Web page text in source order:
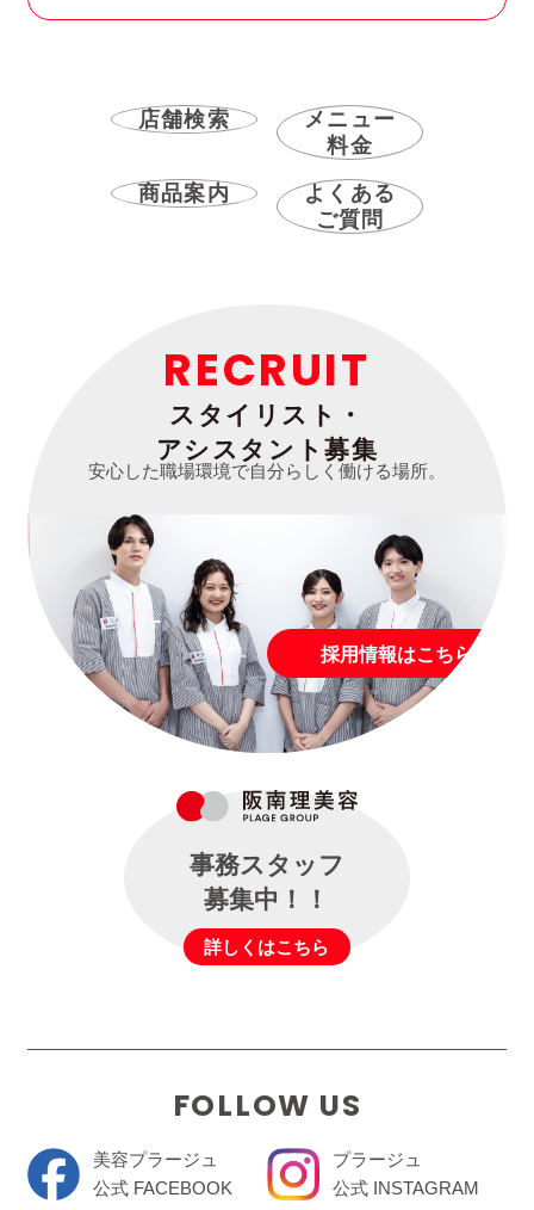
店舗検索
メニュー
料金
商品案内
よくある
ご質問
RECRUIT
スタイリスト・
アシスタント募集
安心した職場環境で自分らしく働ける場所。
採用情報はこちら
事務スタッフ
募集中！！
詳しくはこちら
FOLLOW US
美容プラージュ
公式 FACEBOOK
プラージュ
公式 INSTAGRAM